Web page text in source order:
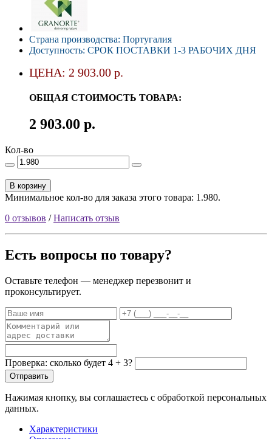
Страна производства: Португалия
Доступность: СРОК ПОСТАВКИ 1-3 РАБОЧИХ ДНЯ
ЦЕНА: 2 903.00 р.
ОБЩАЯ СТОИМОСТЬ ТОВАРА:
2 903.00 р.
Кол-во
В корзину
Минимальное кол-во для заказа этого товара: 1.980.
0 отзывов /Написать отзыв
Есть вопросы по товару?
Оставьте телефон — менеджер перезвонит и
проконсультирует.
Проверка: сколько будет 4 + 3?
Отправить
Нажимая кнопку, вы соглашаетесь с обработкой персональных
данных.
Характеристики